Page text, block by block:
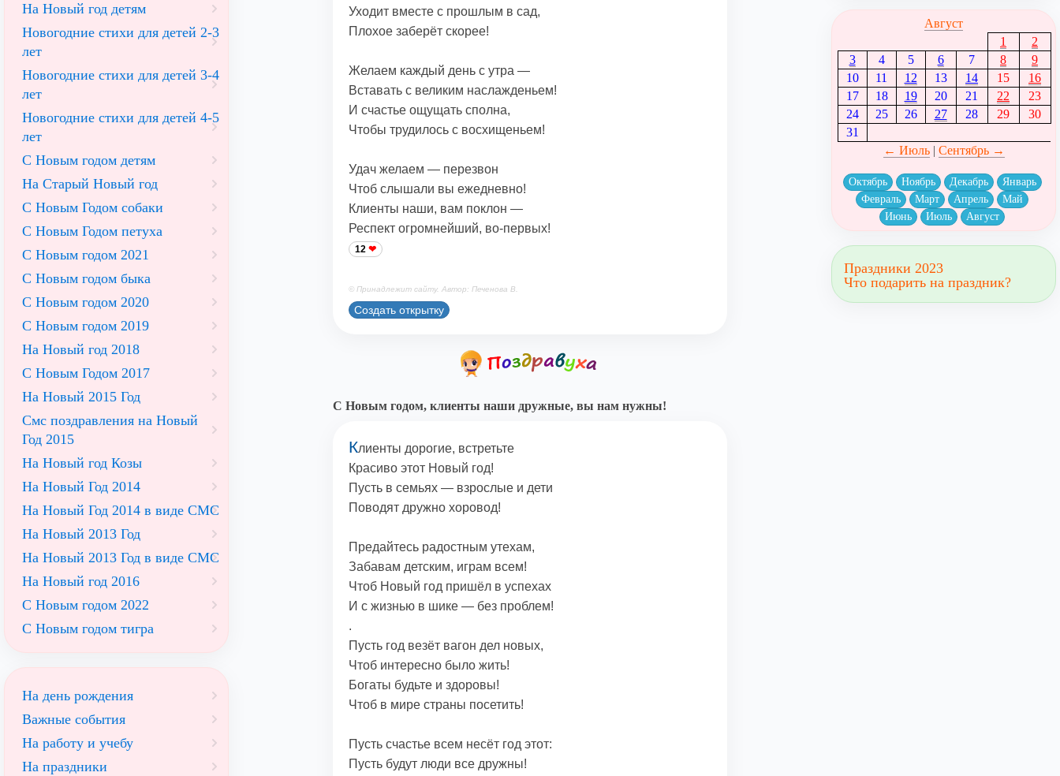
Уходит вместе с прошлым в сад,
Плохое заберёт скорее!
Желаем каждый день с утра —
Вставать с великим наслажденьем!
И счастье ощущать сполна,
Чтобы трудилось с восхищеньем!
Удач желаем — перезвон
Чтоб слышали вы ежедневно!
Клиенты наши, вам поклон —
Респект огромнейший, во-первых!
12
© Принадлежит сайту. Автор: Печенова В.
Создать открытку
С Новым годом, клиенты наши дружные, вы нам нужны!
Клиенты дорогие, встретьте
Красиво этот Новый год!
Пусть в семьях — взрослые и дети
Поводят дружно хоровод!
Предайтесь радостным утехам,
Забавам детским, играм всем!
Чтоб Новый год пришёл в успехах
И с жизнью в шике — без проблем!
.
Пусть год везёт вагон дел новых,
Чтоб интересно было жить!
Богаты будьте и здоровы!
Чтоб в мире страны посетить!
Пусть счастье всем несёт год этот:
Пусть будут люди все дружны!
На Новый год детям
Новогодние стихи для детей 2-3
лет
Новогодние стихи для детей 3-4
лет
Новогодние стихи для детей 4-5
лет
С Новым годом детям
На Старый Новый год
С Новым Годом собаки
С Новым Годом петуха
С Новым годом 2021
С Новым годом быка
С Новым годом 2020
С Новым годом 2019
На Новый год 2018
С Новым Годом 2017
На Новый 2015 Год
Смс поздравления на Новый
Год 2015
На Новый год Козы
На Новый Год 2014
На Новый Год 2014 в виде СМС
На Новый 2013 Год
На Новый 2013 Год в виде СМС
На Новый год 2016
С Новым годом 2022
С Новым годом тигра
На день рождения
Важные события
На работу и учебу
На праздники
Август
1
2
3
4 5 6 7 8
9
10
11 12 13 14 15
16
17
18 19 20 21 22
23
24
25 26 27 28 29
30
31
← Июль| Сентябрь →
Октябрь Ноябрь Декабрь
Январь
Февраль
Март Апрель
Май
Июнь
Июль Август
Праздники 2023
Что подарить на праздник?